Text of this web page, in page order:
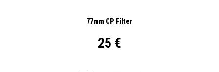
77mm CP Filter
25 €